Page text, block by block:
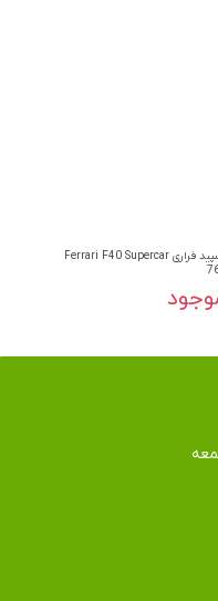
لگو اسپید فراری Ferrari F40 Supercar